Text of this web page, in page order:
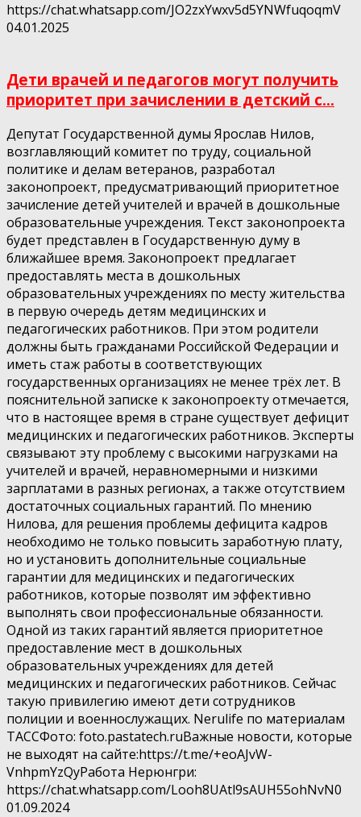
https://chat.whatsapp.com/JO2zxYwxv5d5YNWfuqoqmV
04.01.2025
Дети врачей и педагогов могут получить
приоритет при зачислении в детский с...
Депутат Государственной думы Ярослав Нилов,
возглавляющий комитет по труду, социальной
политике и делам ветеранов, разработал
законопроект, предусматривающий приоритетное
зачисление детей учителей и врачей в дошкольные
образовательные учреждения. Текст законопроекта
будет представлен в Государственную думу в
ближайшее время. Законопроект предлагает
предоставлять места в дошкольных
образовательных учреждениях по месту жительства
в первую очередь детям медицинских и
педагогических работников. При этом родители
должны быть гражданами Российской Федерации и
иметь стаж работы в соответствующих
государственных организациях не менее трёх лет. В
пояснительной записке к законопроекту отмечается,
что в настоящее время в стране существует дефицит
медицинских и педагогических работников. Эксперты
связывают эту проблему с высокими нагрузками на
учителей и врачей, неравномерными и низкими
зарплатами в разных регионах, а также отсутствием
достаточных социальных гарантий. По мнению
Нилова, для решения проблемы дефицита кадров
необходимо не только повысить заработную плату,
но и установить дополнительные социальные
гарантии для медицинских и педагогических
работников, которые позволят им эффективно
выполнять свои профессиональные обязанности.
Одной из таких гарантий является приоритетное
предоставление мест в дошкольных
образовательных учреждениях для детей
медицинских и педагогических работников. Сейчас
такую привилегию имеют дети сотрудников
полиции и военнослужащих. Nerulife по материалам
ТАССФото: foto.pastatech.ruВажные новости, которые
не выходят на сайте:https://t.me/+eoAJvW-
VnhpmYzQyРабота Нерюнгри:
https://chat.whatsapp.com/Looh8UAtl9sAUH55ohNvN0
01.09.2024